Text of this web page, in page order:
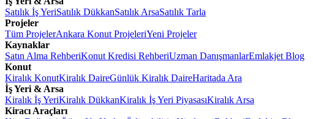
Satılık İş YeriSatılık DükkanSatılık ArsaSatılık Tarla
Projeler
Tüm ProjelerAnkara Konut ProjeleriYeni Projeler
Kaynaklar
Satın Alma RehberiKonut Kredisi RehberiUzman DanışmanlarEmlakjet Blog
Konut
Kiralık KonutKiralık DaireGünlük Kiralık DaireHaritada Ara
İş Yeri & Arsa
Kiralık İş YeriKiralık DükkanKiralık İş Yeri PiyasasıKiralık Arsa
Kiracı Araçları